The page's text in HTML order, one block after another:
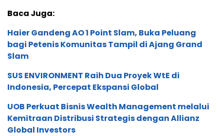
Baca Juga:
Haier Gandeng AO 1 Point Slam, Buka Peluang
bagi Petenis Komunitas Tampil di Ajang Grand
Slam
SUS ENVIRONMENT Raih Dua Proyek WtE di
Indonesia, Percepat Ekspansi Global
UOB Perkuat Bisnis Wealth Management melalui
Kemitraan Distribusi Strategis dengan Allianz
Global Investors